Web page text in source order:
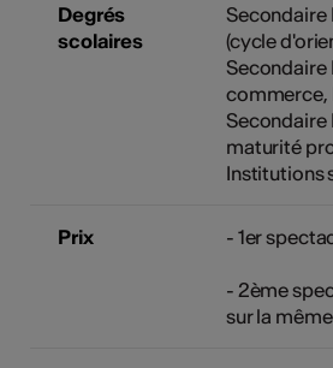
Degrés
scolaires
Secondaire
(cycle
Secondaire
commerce,
Secondaire
maturité
Institutions
Prix - 1er
- 2ème
sur la